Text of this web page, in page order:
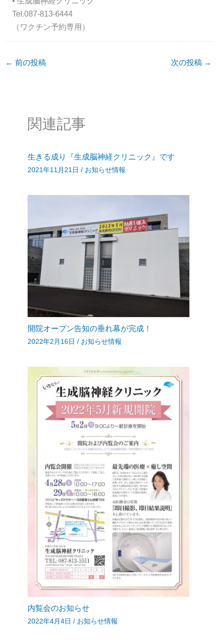
Tel.087-813-6444
（ワクチン予約専用）
← 前の投稿 次の投稿 →
関連記事
生きる成り『生成脳神経クリニック』です
2021年11月21日 / お知らせ情報
開院オープン告知の垂れ幕が完成！
2022年2月16日 / お知らせ情報
内覧会のお知らせ
2022年4月4日 / お知らせ情報